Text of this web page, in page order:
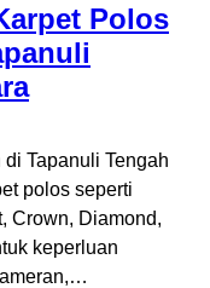
Polos
Tapanuli Tengah
polos seperti
Crown, Diamond,
keperluan